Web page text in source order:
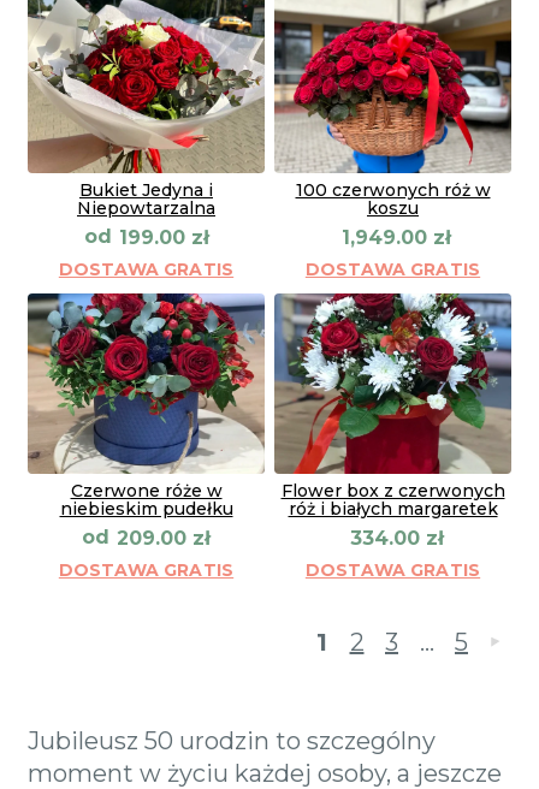
Bukiet Jedyna i
Niepowtarzalna
od 199.00 zł
DOSTAWA GRATIS
100 czerwonych róż w
koszu
1,949.00 zł
DOSTAWA GRATIS
Czerwone róże w
niebieskim pudełku
od 209.00 zł
DOSTAWA GRATIS
Flower box z czerwonych
róż i białych margaretek
334.00 zł
DOSTAWA GRATIS
1 2 3 … 5 »
Jubileusz 50 urodzin to szczególny
moment w życiu każdej osoby, a jeszcze